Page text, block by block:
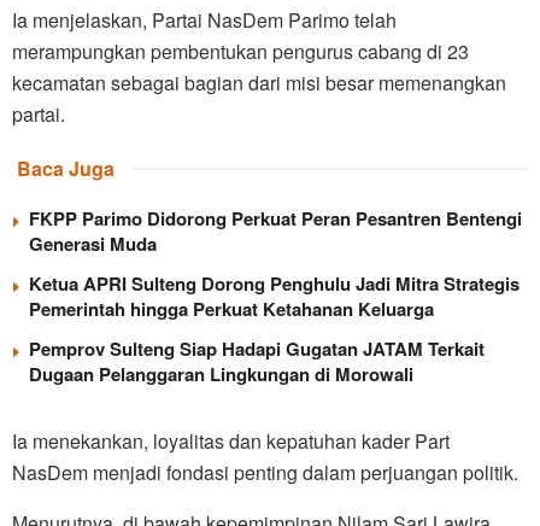
Ia menjelaskan, Partai NasDem Parimo telah
merampungkan pembentukan pengurus cabang di 23
kecamatan sebagai bagian dari misi besar memenangkan
partai.
Baca Juga
FKPP Parimo Didorong Perkuat Peran Pesantren Bentengi
Generasi Muda
Ketua APRI Sulteng Dorong Penghulu Jadi Mitra Strategis
Pemerintah hingga Perkuat Ketahanan Keluarga
Pemprov Sulteng Siap Hadapi Gugatan JATAM Terkait
Dugaan Pelanggaran Lingkungan di Morowali
Ia menekankan, loyalitas dan kepatuhan kader Part
NasDem menjadi fondasi penting dalam perjuangan politik.